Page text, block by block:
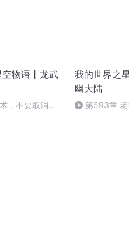
物语丨龙武
，不要取消订
我的世界之
幽大陆
第593章 老